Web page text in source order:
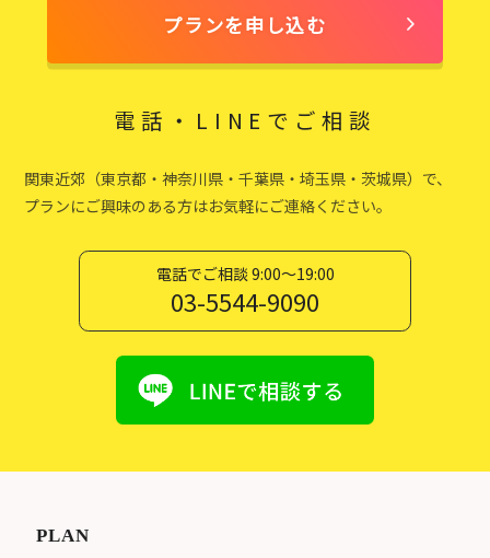
プランを申し込む
電話・LINEでご相談
関東近郊（東京都・神奈川県・千葉県・埼玉県・茨城県）で、
プランにご興味のある方はお気軽にご連絡ください。
電話でご相談 9:00〜19:00
03-5544-9090
PLAN